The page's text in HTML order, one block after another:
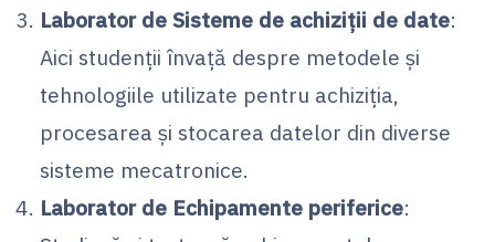
Laborator de Sisteme de achiziții de date:
Aici studenții învață despre metodele și
tehnologiile utilizate pentru achiziția,
procesarea și stocarea datelor din diverse
sisteme mecatronice.
Laborator de Echipamente periferice: